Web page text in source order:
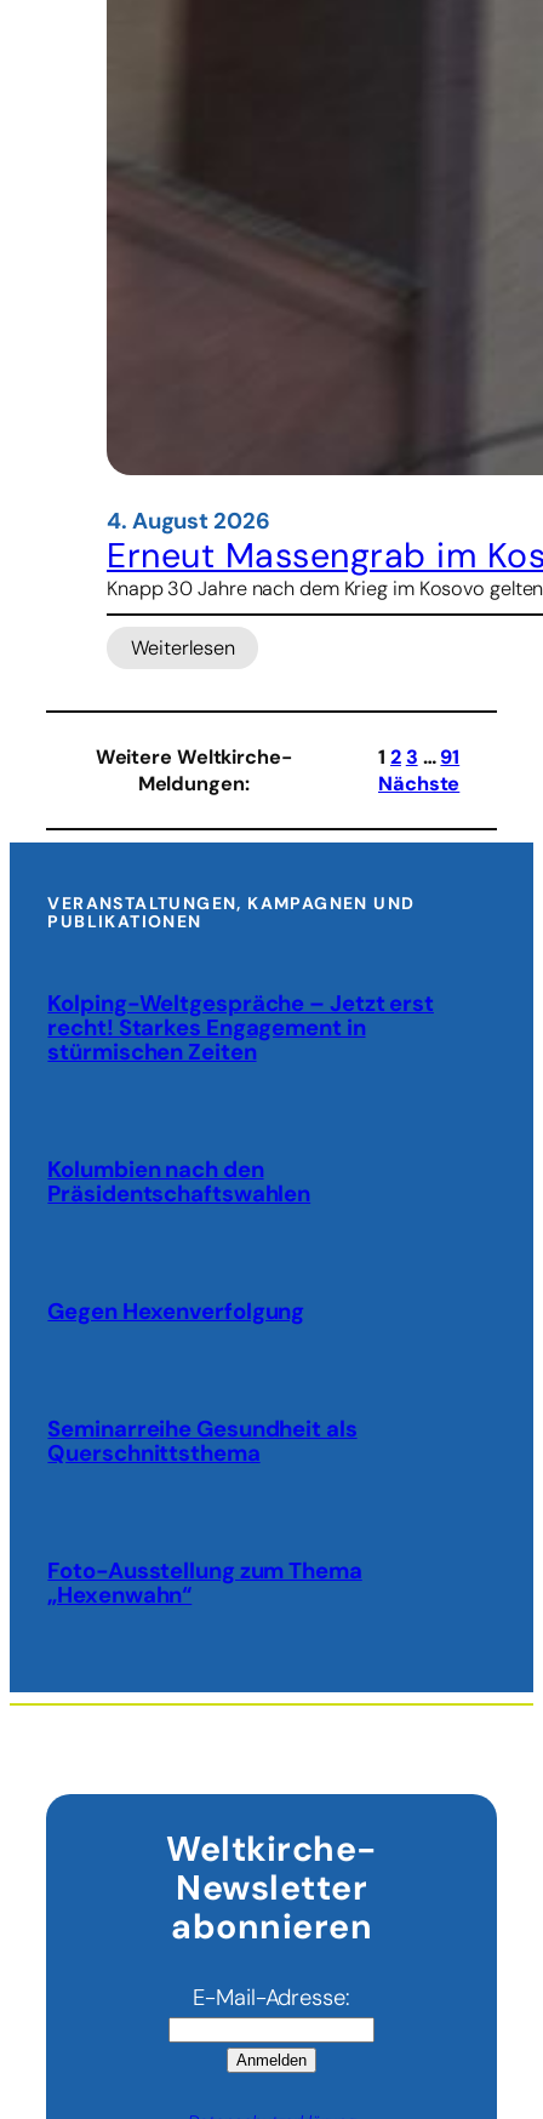
4. August 2026
Erneut Massengrab im
Knapp 30 Jahre nach dem Krieg im Kosovo
Weiterlesen
:
Massengrab
Kosovo
gefunden
Weitere Weltkirche-
Meldungen:
1 23 … 91
Nächste
VERANSTALTUNGEN, KAMPAGNEN UND
PUBLIKATIONEN
Kolping-Weltgespräche – Jetzt erst
recht! Starkes Engagement in
stürmischen Zeiten
Kolumbien nach den
Präsidentschaftswahlen
Gegen Hexenverfolgung
Seminarreihe Gesundheit als
Querschnittsthema
Foto-Ausstellung zum Thema
„Hexenwahn“
Weltkirche-
Newsletter
abonnieren
E-Mail-Adresse:
Anmelden